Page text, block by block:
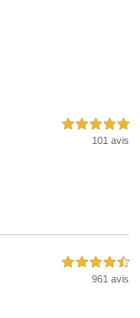
5,0 étoiles sur 5
101 avis
4,5 étoiles sur 5
961 avis